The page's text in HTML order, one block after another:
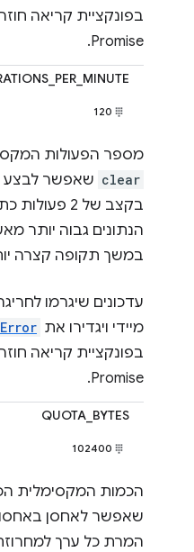
בפונקציית קריאה
Promise.
120
מספר הפעולות
clear שאפשר לבצע
בקצב של 2
הנתונים גבוה יותר
במשך תקופה קצרה
עדכונים שיגרמו
מיידי ויגדירו את
בפונקציית קריאה
Promise.
QUOTA_BYTES
102400
הכמות המקסימלית
שאפשר לאחסן באחסון